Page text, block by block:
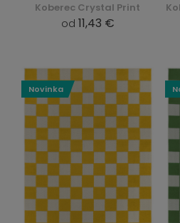
Koberec Crystal Print
od 11,43 €
Novinka